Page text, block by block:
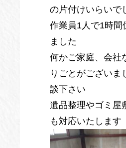
の片付けいらいで
作業員1人で1時間
ました
何かご家庭、会社
りごとがございま
談下さい
遺品整理やゴミ屋
も対応いたします